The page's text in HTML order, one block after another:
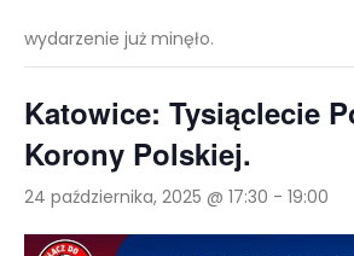
wydarzenie już minęło.
Katowice: Tysiąclecie
Korony Polskiej.
24 października, 2025 @ 17:30 - 19:00